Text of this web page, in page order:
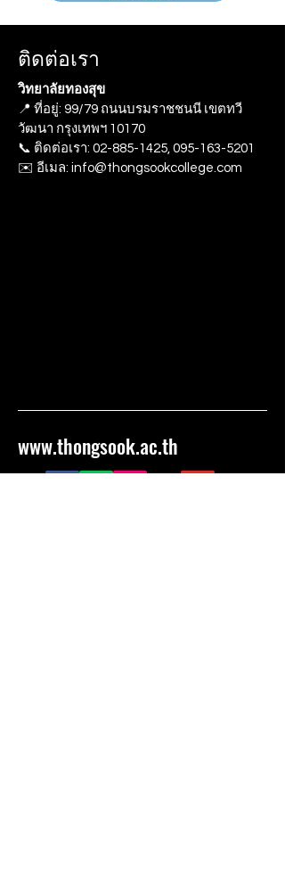
ติดต่อเรา
วิทยาลัยทองสุข
📍 ที่อยู่: 99/79 ถนนบรมราชชนนี เขตทวี
วัฒนา กรุงเทพฯ 10170
📞 ติดต่อเรา: 02-885-1425, 095-163-5201
✉️ อีเมล: info@thongsookcollege.com
www.thongsook.ac.th